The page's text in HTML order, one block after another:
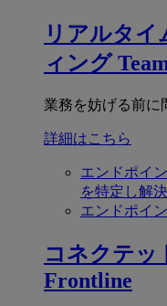
リアルタイ
ィング
業務を妨げる前に
詳細はこちら
エンドポイ
を特定し解
エンドポイ
コネクテッ
Frontline